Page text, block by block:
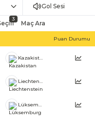
Gol Sesi
3
Maç Ara
Puan Durumu
Kazakistan
Liechtenstein
Lüksemburg